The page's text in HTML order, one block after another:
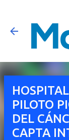
PILOTO
DEL
CAPTA